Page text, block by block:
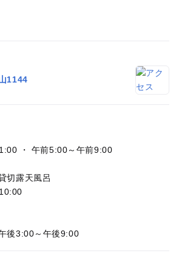
1144
・ 午前5:00～午前9:00
切露天風呂
後3:00～午後9:00